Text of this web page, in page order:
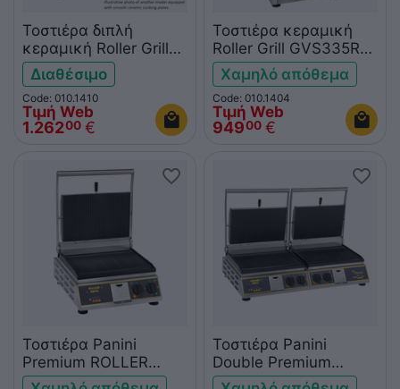
Τοστιέρα διπλή
κεραμική Roller Grill
GVD335R Premium
άνω-κάτω ραβδωτή
Διαθέσιμο
Code: 010.1410
Τιμή Web
1.26200 €
Τοστιέρα κεραμική
Roller Grill GVS335R
Premium άνω-κάτω
ραβδωτη
Χαμηλό απόθεμα
Code: 010.1404
Τιμή Web
94900 €
Τοστιέρα Panini
Premium ROLLER
GRILL
Τοστιέρα Panini
Double Premium
ROLLER GRILL